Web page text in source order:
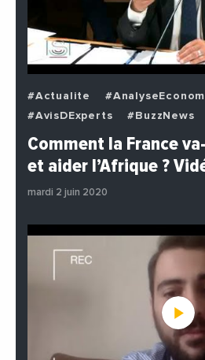
#Actualite
#AvisDExperts
#BuzzNews
#EchangesMediterraneens
#Politique
Comment la France
et aider l’Afrique ?
mardi 2 juin 2020